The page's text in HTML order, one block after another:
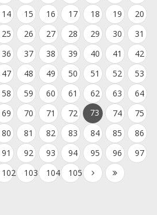
14 15 16 17 18 19
20
25 26 27 28 29 30
31
36 37 38 39 40 41
42
47 48 49 50 51 52
53
58 59 60 61 62 63
64
69 70 71 72 73 74
75
80 81 82 83 84 85
86
91 92 93 94 95 96
97
102 103 104 105